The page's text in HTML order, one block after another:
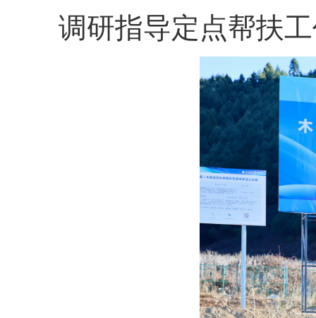
调研指导定点帮扶